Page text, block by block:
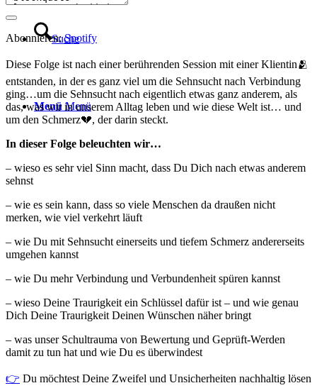
Suche
Menü Menü
Abonnieren:Spotify
Diese Folge ist nach einer berührenden Session mit einer Klientin🫂
entstanden, in der es ganz viel um die Sehnsucht nach Verbindung
ging…um die Sehnsucht nach eigentlich etwas ganz anderem, als
das, was wir in unserem Alltag leben und wie diese Welt ist… und
um den Schmerz💔, der darin steckt.
In dieser Folge beleuchten wir…
– wieso es sehr viel Sinn macht, dass Du Dich nach etwas anderem
sehnst
– wie es sein kann, dass so viele Menschen da draußen nicht
merken, wie viel verkehrt läuft
– wie Du mit Sehnsucht einerseits und tiefem Schmerz andererseits
umgehen kannst
– wie Du mehr Verbindung und Verbundenheit spüren kannst
– wieso Deine Traurigkeit ein Schlüssel dafür ist – und wie genau
Dich Deine Traurigkeit Deinen Wünschen näher bringt
– was unser Schultrauma von Bewertung und Geprüft-Werden
damit zu tun hat und wie Du es überwindest
👉⁠ Du möchtest Deine Zweifel und Unsicherheiten nachhaltig lösen